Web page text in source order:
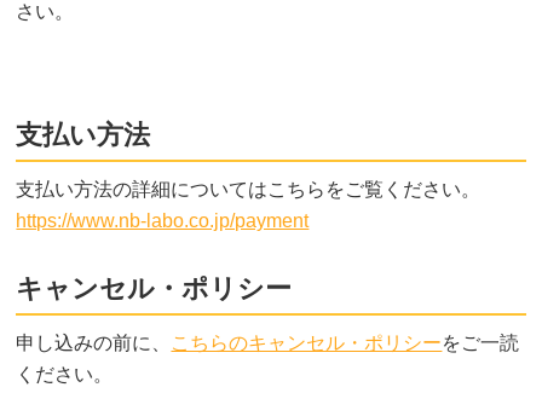
さい。
支払い方法
支払い方法の詳細についてはこちらをご覧ください。
https://www.nb-labo.co.jp/payment
キャンセル・ポリシー
申し込みの前に、 こちらのキャンセル・ポリシーをご一読
ください。